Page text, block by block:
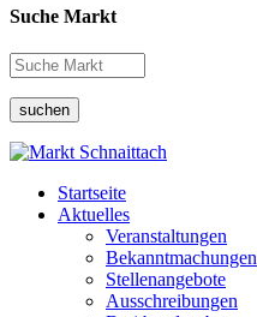
Suche Markt
suchen
Startseite
Aktuelles
Veranstaltungen
Bekanntmachungen
Stellenangebote
Ausschreibungen